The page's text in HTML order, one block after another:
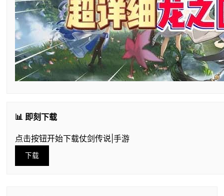
📊 即刻下载
点击按钮开始下载仗剑传说|手游
下载